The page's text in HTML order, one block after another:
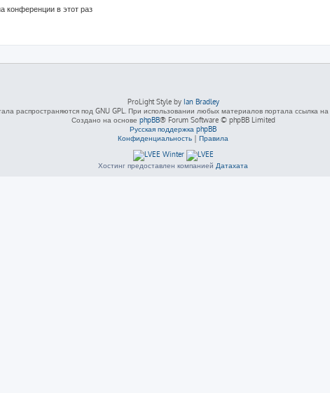
конференции в этот раз
ProLight Style by Ian Bradley
распространяются под GNU GPL. При использовании любых материалов портала ссылка на
Создано на основе phpBB® Forum Software © phpBB Limited
Русская поддержка phpBB
Конфиденциальность | Правила
Хостинг предоставлен компанией Датахата